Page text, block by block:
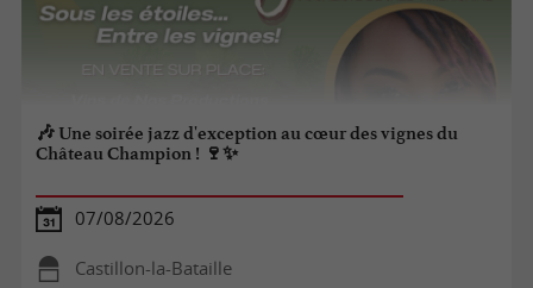
🎶 Une soirée jazz d'exception au cœur des vignes du
Château Champion ! 🍷✨
07/08/2026
Castillon-la-Bataille